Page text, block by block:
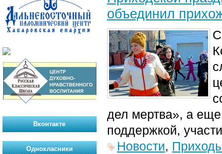
объединил
дел мертва», а
поддержкой,
Новости,
Вконтакте
Однокласники